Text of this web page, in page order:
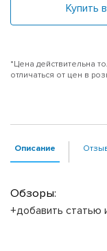
Купить
*Цена действительна
отличаться от цен в
Описание
Обзоры:
+добавить статью